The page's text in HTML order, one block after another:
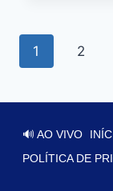
1 2
🔊 AO VIVO
POLÍTICA DE